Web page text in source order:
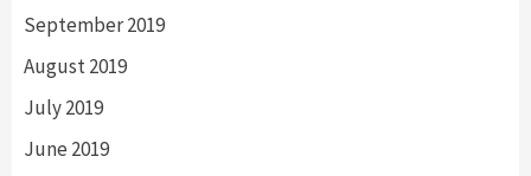
September 2019
August 2019
July 2019
June 2019